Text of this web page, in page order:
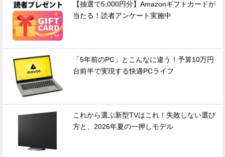
【抽選で5,000円分】Amazonギフトカードが
当たる！読者アンケート実施中
「5年前のPC」とこんなに違う！予算10万円
台前半で実現する快適PCライフ
これから選ぶ新型TVはこれ！失敗しない選び
方と、2026年夏の一押しモデル